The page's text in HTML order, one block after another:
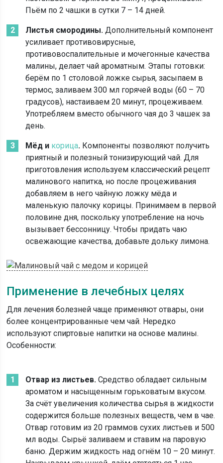
Пьём по 2 чашки в сутки 7 – 14 дней.
Листья смородины. Дополнительный компонент
усиливает противовирусные,
противовоспалительные и мочегонные качества
малины, делает чай ароматным. Этапы готовки:
берём по 1 столовой ложке сырья, засыпаем в
термос, заливаем 300 мл горячей воды (60 – 70
градусов), настаиваем 20 минут, процеживаем.
Употребляем вместо обычного чая до 3 чашек за
день.
Мёд и корица. Компоненты позволяют получить
приятный и полезный тонизирующий чай. Для
приготовления используем классический рецепт
малинового напитка, но после процеживания
добавляем в него чайную ложку мёда и
маленькую палочку корицы. Принимаем в первой
половине дня, поскольку употребление на ночь
вызывает бессонницу. Чтобы придать чаю
освежающие качества, добавьте дольку лимона.
Применение в лечебных целях
Для лечения болезней чаще применяют отвары, они
более концентрированные чем чай. Нередко
используют спиртовые напитки на основе малины.
Особенности:
Отвар из листьев. Средство обладает сильным
ароматом и насыщенным горьковатым вкусом.
За счёт увеличения количества сырья в жидкости
содержится больше полезных веществ, чем в чае.
Отвар готовим из 20 граммов сухих листьев и 500
мл воды. Сырьё заливаем и ставим на паровую
баню. Держим жидкость над огнём 10 – 20 минут.